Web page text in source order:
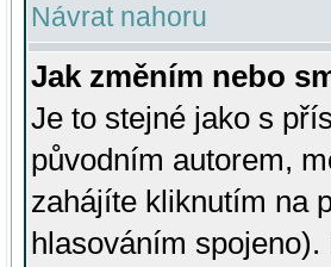
Návrat nahoru
Jak změním nebo
Je to stejné jako s
původním autorem,
zahájíte kliknutím na
hlasováním